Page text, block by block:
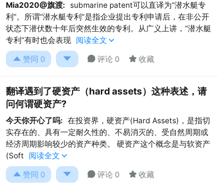
Mia2020@旗渡:
submarine patent可以直译为“潜水艇专
利”。所谓“潜水艇专利”是指企业提出专利申请后，在非公开
状态下潜伏数十年后突然生效的专利。从广义上讲，“潜水艇
专利”有时也会表现 阅读全文 
 赞同 0   评论 0  收藏
翻译遇到了硬资产（hard assets）这种表述，请
问何谓硬资产?
今天你开心了吗: 在投资界，硬资产(Hard Assets)，是指切
实存‎在的、具有一定耐久性的、不易消灭的、受自然周期或
经济周期影响较少的资产种类。 硬资产这个概念是与软资产
(Soft
阅读全文 
 赞同 0   评论 0  收藏